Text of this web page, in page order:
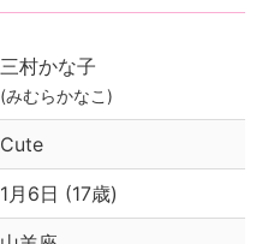
三村かな子
(みむらかなこ)
Cute
1月6日 (17歳)